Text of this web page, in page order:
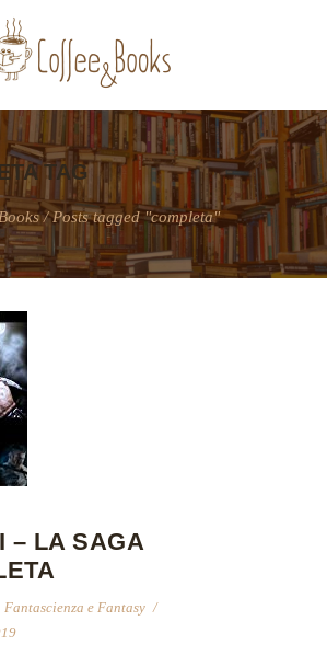
TAG
/Posts tagged "completa"
– LA SAGA
Fantascienza e Fantasy